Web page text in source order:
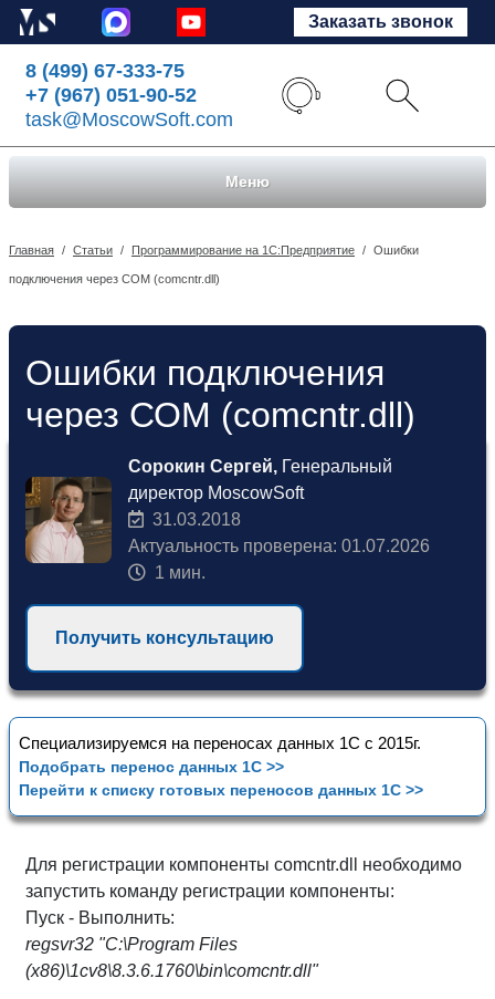
Заказать звонок
8 (499) 67-333-75
+7 (967) 051-90-52
task@MoscowSoft.com
Меню
Главная / Статьи / Программирование на 1С:Предприятие / Ошибки
подключения через СОМ (comcntr.dll)
Ошибки подключения
через СОМ (comcntr.dll)
Сорокин Сергей, Генеральный
директор MoscowSoft
31.03.2018
Актуальность проверена: 01.07.2026
1 мин.
Получить консультацию
Специализируемся на переносах данных 1С с 2015г.
Подобрать перенос данных 1С >>
Перейти к списку готовых переносов данных 1С >>
Для регистрации компоненты comcntr.dll необходимо
запустить команду регистрации компоненты:
Пуск - Выполнить:
regsvr32 "C:\Program Files
(x86)\1cv8\8.3.6.1760\bin\comcntr.dll"